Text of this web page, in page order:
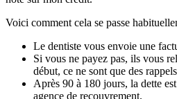
Voici comment cela se passe
Le dentiste vous envoie une
Si vous ne payez pas, ils vous
début, ce ne sont que des
Après 90 à 180 jours, la dette
agence de recouvrement.